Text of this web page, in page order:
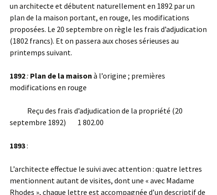
un architecte et débutent naturellement en 1892 par un
plan de la maison portant, en rouge, les modifications
proposées. Le 20 septembre on règle les frais d’adjudication
(1802 francs). Et on passera aux choses sérieuses au
printemps suivant.
1892: Plan de la maison à l’origine ; premières
modifications en rouge
Reçu des frais d’adjudication de la propriété (20
septembre 1892) 1 802.00
1893:
L’architecte effectue le suivi avec attention : quatre lettres
mentionnent autant de visites, dont une « avec Madame
Rhodes », chaque lettre est accompagnée d’un descriptif de